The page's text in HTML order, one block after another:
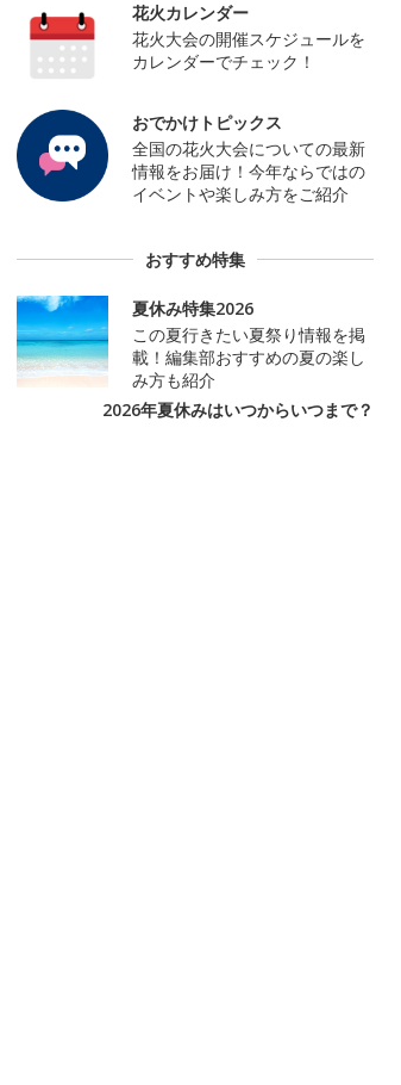
花火カレンダー
花火大会の開催スケジュールを
カレンダーでチェック！
おでかけトピックス
全国の花火大会についての最新
情報をお届け！今年ならではの
イベントや楽しみ方をご紹介
おすすめ特集
夏休み特集2026
この夏行きたい夏祭り情報を掲
載！編集部おすすめの夏の楽し
み方も紹介
2026年夏休みはいつからいつまで？